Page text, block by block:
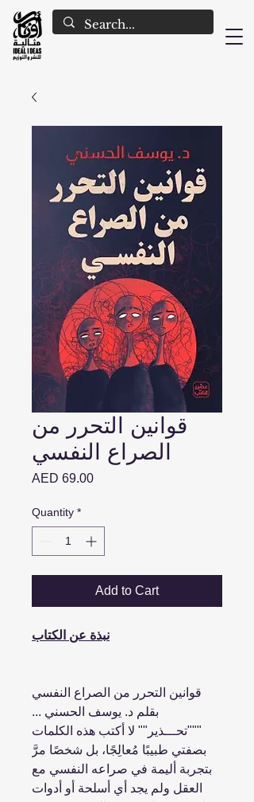
قوانين التحرر من
الصراع النفسي
AED 69.00Price
Quantity *
Add to Cart
نبذة عن الكتاب
قوانين التحرر من الصراع النفسي
بقلم د. يوسف الحسني ...
"""تحـــذير"" لا أكتب هذه الكلمات
بصفتي طبيبًا مُعالِجًا، بل شخصًا مرَّ
بتجربة أليمة في صراعه النفسي مع
العقل ولم يجد أي أسلحة أو أدوات